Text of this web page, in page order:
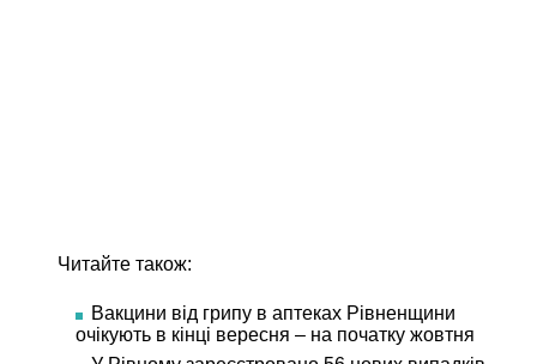
Читайте також:
Вакцини від грипу в аптеках Рівненщини
очікують в кінці вересня – на початку жовтня